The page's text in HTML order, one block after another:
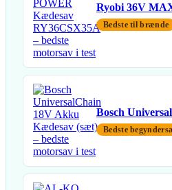
Ryobi 36V
Bedste til brænde
Bosch
Bedste